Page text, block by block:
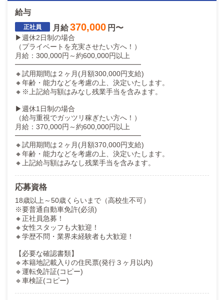
⭐アルバイト勤務も柔軟に対応
経験やスキルよりも、やる気と誠実さを重視しています。
未経験から幹部候補を目指すこともできますので、まずはお気軽
にお問い合わせください！
当店で一緒に、新しい一歩を踏み出しませんか？
ご応募を心よりお待ちしております！
給与
月給370,000 円〜
▶週休2日制の場合
（プライベートを充実させたい方へ！）
月給：300,000円～約600,000円以上
━━━━━━━━━━━━━━━━━━
🔸試用期間は２ヶ月(月額300,000円支給)
🔸年齢・能力などを考慮の上、決定いたします。
🔸※上記給与額はみなし残業手当を含みます。
▶週休1日制の場合
（給与重視でガッツリ稼ぎたい方へ！）
月給：370,000円～約600,000円以上
━━━━━━━━━━━━━━━━━━
🔸試用期間は２ヶ月(月額370,000円支給)
🔸年齢・能力などを考慮の上、決定いたします。
🔸上記給与額はみなし残業手当を含みます。
応募資格
18歳以上～50歳くらいまで（高校生不可）
※要普通自動車免許(必須)
🔸正社員急募！
🔸女性スタッフも大歓迎！
🔸学歴不問・業界未経験者も大歓迎！
【必要な確認書類】
🔹本籍地記載入りの住民票(発行３ヶ月以内)
🔹運転免許証(コピー)
🔹車検証(コピー)